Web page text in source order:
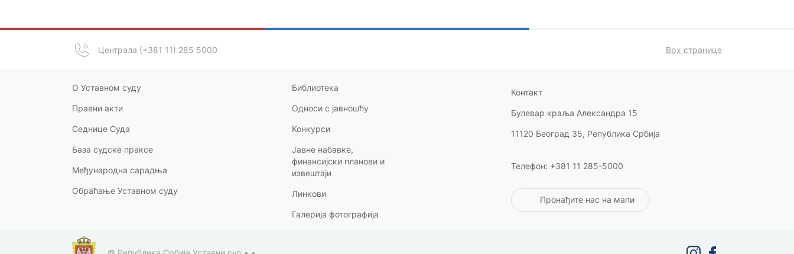
Централа (+381 11) 285 5000 Врх странице
О Уставном суду
Правни акти
Седнице Суда
База судске праксе
Међународна сарадња
Обраћање Уставном суду
Библиотека
Односи с јавношћу
Конкурси
Јавне набавке,
финансијски планови и
извештаји
Линкови
Галерија фотографија
Контакт
Булевар краља Александра 15
11120 Београд 35, Република Србија
Телефон: +381 11 285-5000
Пронађите нас на мапи